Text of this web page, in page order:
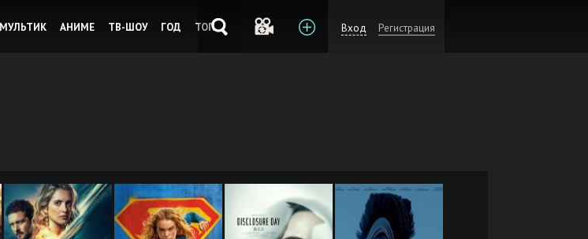
МУЛЬТИК АНИМЕ ТВ-ШОУ ГОД ТОП Вход Регистрация